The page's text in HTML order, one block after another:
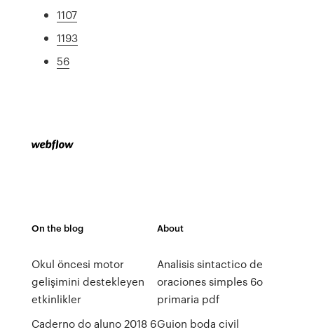
1107
1193
56
On the blog
Okul öncesi motor
gelişimini destekleyen
etkinlikler
Caderno do aluno 2018 6
About
Analisis sintactico de
oraciones simples 6o
primaria pdf
Guion boda civil